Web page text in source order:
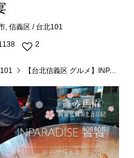
, 信義区 / 台北101
2
【台北信義区 グルメ】INPARADISE 饗饗 | 台北101ビルを眺めながら美食の饗宴